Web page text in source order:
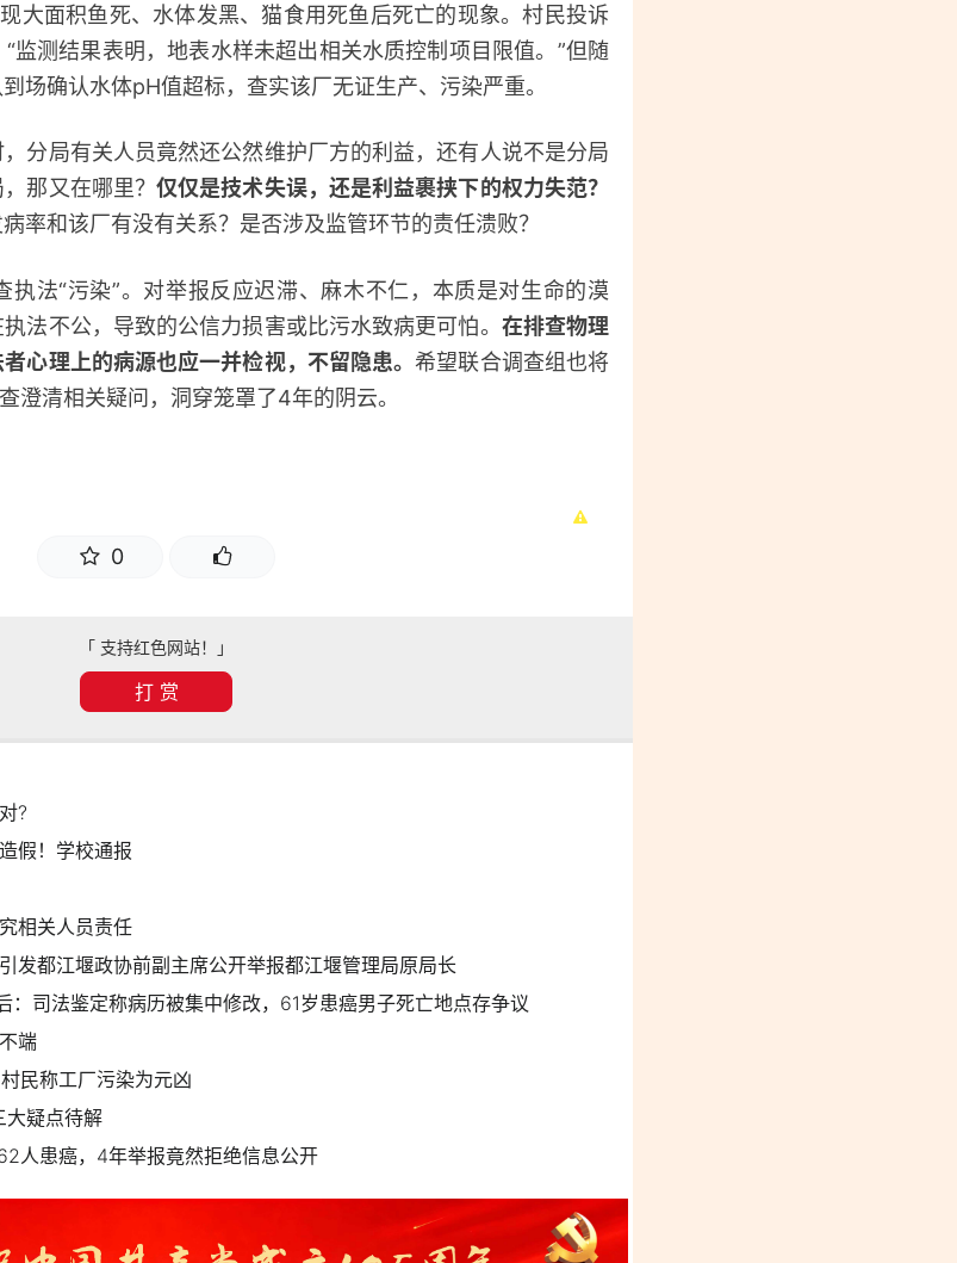
大面积鱼死、水体发黑、猫食用死鱼后死亡的现象。村民投诉
监测结果表明，地表水样未超出相关水质控制项目限值。”但随
场确认水体pH值超标，查实该厂无证生产、污染严重。
局有关人员竟然还公然维护厂方的利益，还有人说不是分局
那又在哪里？仅仅是技术失误，还是利益裹挟下的权力失范？
率和该厂有没有关系？是否涉及监管环节的责任溃败？
法“污染”。对举报反应迟滞、麻木不仁，本质是对生命的漠
法不公，导致的公信力损害或比污水致病更可怕。 在排查物理
心理上的病源也应一并检视，不留隐患。希望联合调查组也将
澄清相关疑问，洞穿笼罩了4年的阴云。
0
「 支持红色网站！」
打 赏
?
假！学校通报
相关人员责任
发都江堰政协前副主席公开举报都江堰管理局原局长
：司法鉴定称病历被集中修改，61岁患癌男子死亡地点存争议
端
民称工厂污染为元凶
疑点待解
人患癌，4年举报竟然拒绝信息公开